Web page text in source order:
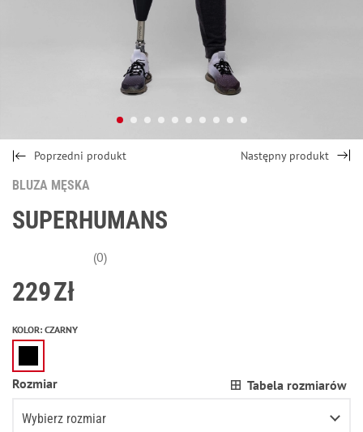
Poprzedni produkt Następny produkt
BLUZA MĘSKA
SUPERHUMANS
(0)
229Zł
KOLOR: CZARNY
Rozmiar Tabela rozmiarów
Wybierz rozmiar